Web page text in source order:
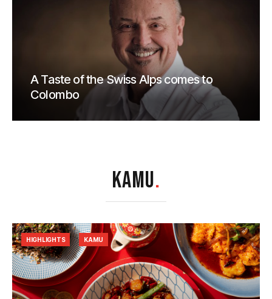
A Taste of the Swiss Alps comes to
Colombo
KAMU.
HIGHLIGHTS KAMU